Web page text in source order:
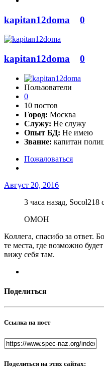
kapitan12doma 0
kapitan12doma 0
Пользователи
0
10 постов
Город: Москва
Служу: Не служу
Опыт БД: Не имею
Звание: капитан
Пожаловаться
Август 20, 2016
3 часа назад, Socol218
ОМОН
Коллега, спасибо за
те места, где возможно
вижу себя там.
Поделиться
Ссылка на пост
Поделиться на этих сайтах: